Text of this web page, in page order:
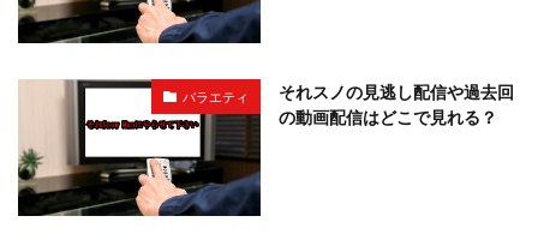
バラエティ
それスノの見逃し配信や過去回
の動画配信はどこで見れる？